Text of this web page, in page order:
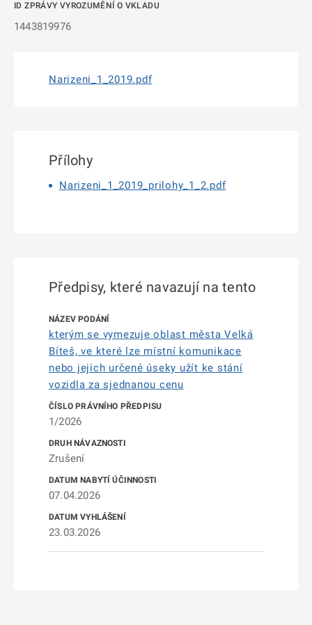
ID ZPRÁVY VYROZUMĚNÍ O VKLADU
1443819976
Narizeni_1_2019.pdf
Přílohy
Narizeni_1_2019_prilohy_1_2.pdf
Předpisy, které navazují na tento
kterým se vymezuje oblast města Velká
Bíteš, ve které lze místní komunikace
nebo jejich určené úseky užít ke stání
vozidla za sjednanou cenu
1/2026
Zrušení
07.04.2026
23.03.2026